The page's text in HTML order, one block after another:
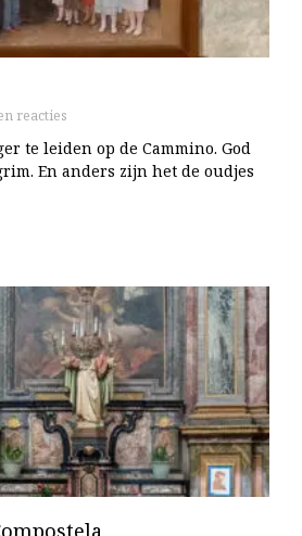
reacties
te leiden op de Cammino. God
En anders zijn het de oudjes